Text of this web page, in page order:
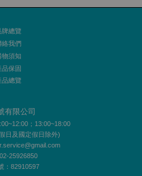
牌總覽
絡我們
物須知
品保固
品總覽
有限公司
；13:00~18:00
日及國定假日除外)
25926850
：82910597